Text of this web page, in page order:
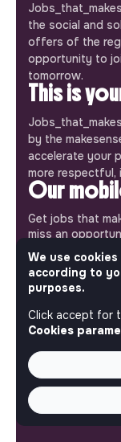
the social and
offers of the
opportunity to
tomorrow.
This is
by the
accelerate your
more respectful,
Our
Get jobs that
miss an
iPhone
ABOUT
More about
Our mission
We use
according to
purposes.
Click accept for
Cookies